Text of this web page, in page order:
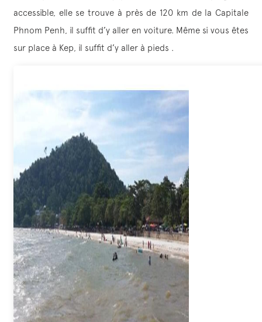
accessible, elle se trouve à près de 120 km de la Capitale
Phnom Penh, il suffit d’y aller en voiture. Même si vous êtes
sur place à Kep, il suffit d’y aller à pieds .